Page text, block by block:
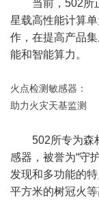
当前，502所
星载高性能计算
作，在提高产品
能和智能算力。
火点检测敏感器：
助力火灾天基监测
502所专为森
感器，被誉为“守
发现和多功能的
平方米的树冠火